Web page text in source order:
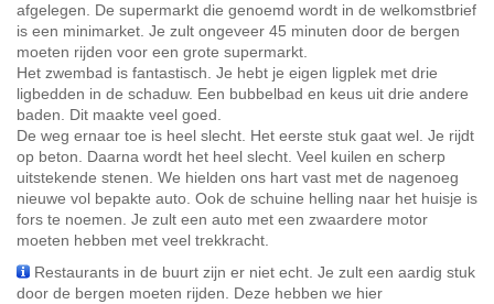
afgelegen. De supermarkt die genoemd wordt in de welkomstbrief
is een minimarket. Je zult ongeveer 45 minuten door de bergen
moeten rijden voor een grote supermarkt.
Het zwembad is fantastisch. Je hebt je eigen ligplek met drie
ligbedden in de schaduw. Een bubbelbad en keus uit drie andere
baden. Dit maakte veel goed.
De weg ernaar toe is heel slecht. Het eerste stuk gaat wel. Je rijdt
op beton. Daarna wordt het heel slecht. Veel kuilen en scherp
uitstekende stenen. We hielden ons hart vast met de nagenoeg
nieuwe vol bepakte auto. Ook de schuine helling naar het huisje is
fors te noemen. Je zult een auto met een zwaardere motor
moeten hebben met veel trekkracht.
Restaurants in de buurt zijn er niet echt. Je zult een aardig stuk
door de bergen moeten rijden. Deze hebben we hier